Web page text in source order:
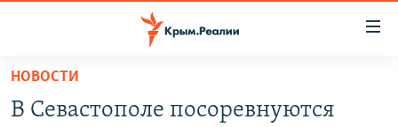
Вернуться
основному
НОВОСТИ
В Севастополе посоревнуются